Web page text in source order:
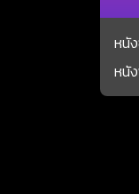
หนั
หนั